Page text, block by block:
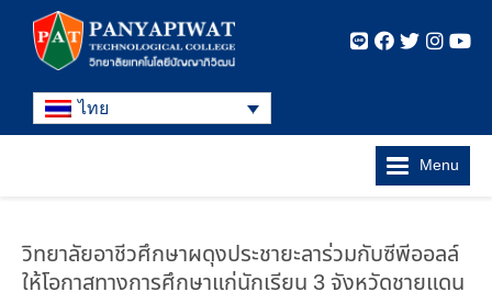
ไทย
Menu
วิทยาลัยอาชีวศึกษาผดุงประชายะลาร่วมกับซีพีออลล์
ให้โอกาสทางการศึกษาแก่นักเรียน 3 จังหวัดชายแดน